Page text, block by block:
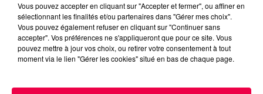
3 août 2026
dans les Vosges
Vous pouvez accepter en cliquant sur "Accepter et fermer", ou affiner en
sélectionnant les finalités et/ou partenaires dans "Gérer mes choix".
Vous pouvez également refuser en cliquant sur "Continuer sans
accepter". Vos préférences ne s'appliqueront que pour ce site. Vous
pouvez mettre à jour vos choix, ou retirer votre consentement à tout
moment via le lien "Gérer les cookies" situé en bas de chaque page.